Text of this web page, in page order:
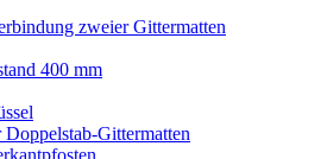
zweier Gittermatten
400 mm
Gittermatten